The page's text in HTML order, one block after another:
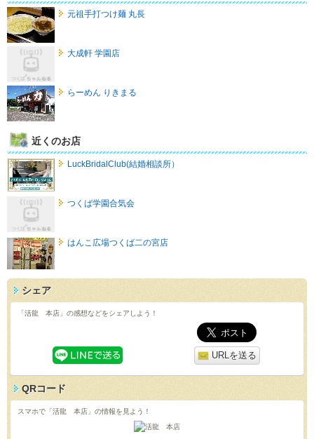
元祖手打つけ麺 丸長
大成軒 学園店
らーめん りきまる
近くのお店
LuckBridalClub(結婚相談所）
つくば学園合気会
はんこ広場つくば二の宮店
シェア
「活龍 本店」の感想などをシェアしよう！
URLを送る
QRコード
スマホで「活龍 本店」の情報を見よう！